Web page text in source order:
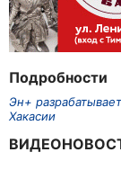
Подробности
Эн+
Хакасии